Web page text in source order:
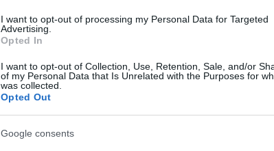
I want to opt-out of processing my Personal Data for Targeted
Advertising.
Opted In
I want to opt-out of Collection, Use, Retention, Sale, and/or
of my Personal Data that Is Unrelated with the Purposes for
was collected.
Opted Out
Google consents